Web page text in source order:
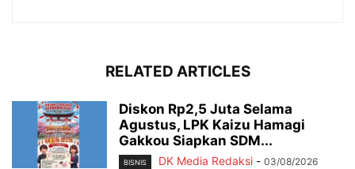
RELATED ARTICLES
Diskon Rp2,5 Juta Selama
Agustus, LPK Kaizu Hamagi
Gakkou Siapkan SDM...
BISNIS DK Media Redaksi - 03/08/2026